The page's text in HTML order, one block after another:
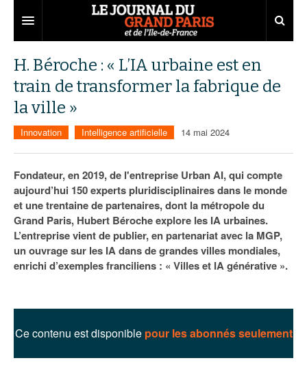
Grand Paris
Territoires
Aménagement
Collectivités
Services urbains
Entreprises
Développement économique
Attractivité
Innovation
Transport
Départements
77
78
91
93
94
Nominations
Portraits
Agenda
Les Assises du Grand Paris
Éditions précédentes
Le podcast
Ecouter les épisodes
H. Béroche : « L’IA urbaine est en
train de transformer la fabrique de
la ville »
Innovation Intelligence artificielle 14 mai 2024
Fondateur, en 2019, de l'entreprise Urban AI, qui compte
aujourd’hui 150 experts pluridisciplinaires dans le monde
et une trentaine de partenaires, dont la métropole du
Grand Paris, Hubert Béroche explore les IA urbaines.
L’entreprise vient de publier, en partenariat avec la MGP,
un ouvrage sur les IA dans de grandes villes mondiales,
enrichi d’exemples franciliens : « Villes et IA générative ».
Ce contenu est disponible pour les abonnés seulement